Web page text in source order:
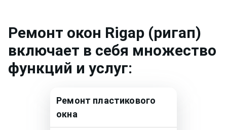
Ремонт окон Rigap (ригап)
включает в себя множество
функций и услуг:
Ремонт пластикового
окна